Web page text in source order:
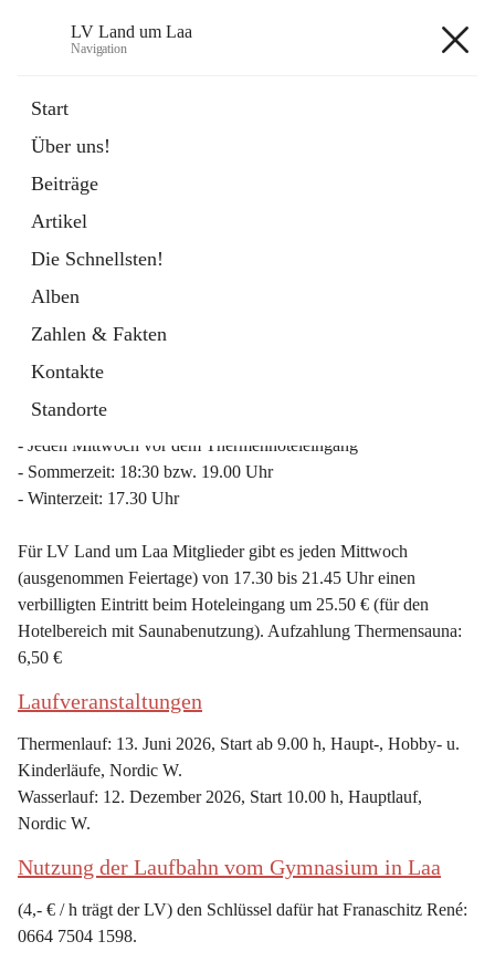
LV Land um Laa
Navigation
Start
Über uns!
Beiträge
Artikel
Die Schnellsten!
Alben
Zahlen & Fakten
Kontakte
Standorte
Externe Webseite
in
Tab
Mitgliederinfo 2026
Lauftreff
- Jeden Mittwoch vor dem Thermenhoteleingang
- Sommerzeit: 18:30 bzw. 19.00 Uhr
- Winterzeit: 17.30 Uhr
Für LV Land um Laa Mitglieder gibt es jeden Mittwoch
(ausgenommen Feiertage) von 17.30 bis 21.45 Uhr einen
verbilligten Eintritt beim Hoteleingang um 25.50 € (für den
Hotelbereich mit Saunabenutzung). Aufzahlung Thermensauna:
6,50 €
Laufveranstaltungen
Thermenlauf: 13. Juni 2026, Start ab 9.00 h, Haupt-, Hobby- u.
Kinderläufe, Nordic W.
Wasserlauf: 12. Dezember 2026, Start 10.00 h, Hauptlauf,
Nordic W.
Nutzung der Laufbahn vom Gymnasium in Laa
(4,- € / h trägt der LV) den Schlüssel dafür hat Franaschitz René:
0664 7504 1598.